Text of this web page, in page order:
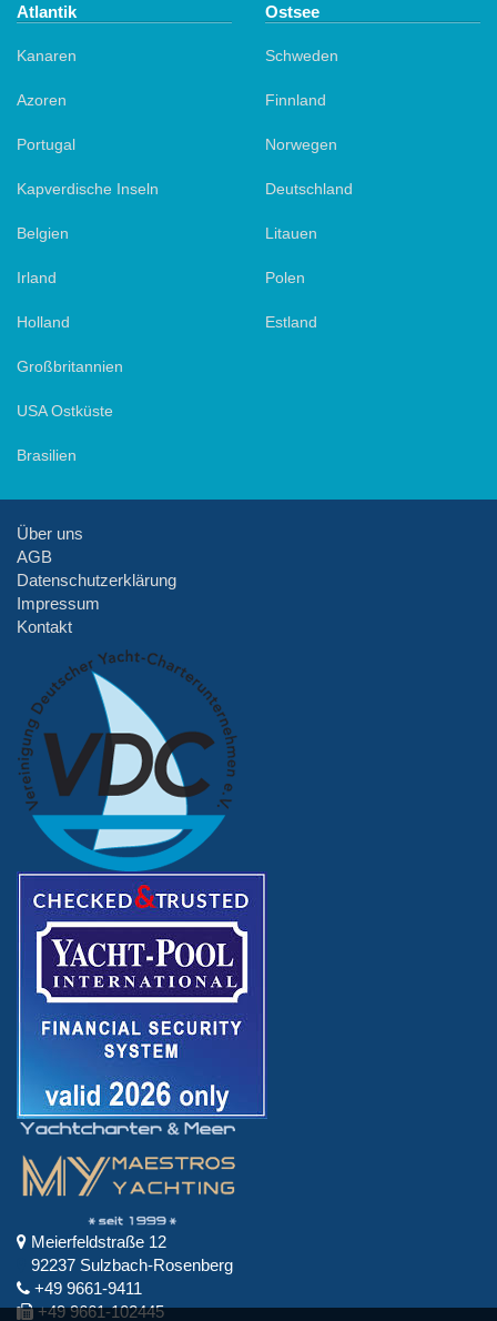
Atlantik
Kanaren
Azoren
Portugal
Kapverdische Inseln
Belgien
Irland
Holland
Großbritannien
USA Ostküste
Brasilien
Ostsee
Schweden
Finnland
Norwegen
Deutschland
Litauen
Polen
Estland
Über uns
AGB
Datenschutzerklärung
Impressum
Kontakt
Meierfeldstraße 12
92237 Sulzbach-Rosenberg
+49 9661-9411
+49 9661-102445